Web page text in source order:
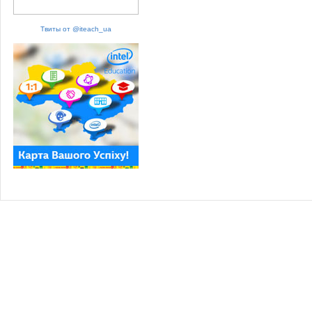
Твиты от @iteach_ua